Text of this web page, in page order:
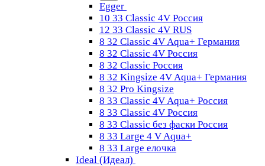
Egger
10 33 Classic 4V Россия
12 33 Classic 4V RUS
8 32 Classic 4V Aqua+ Германия
8 32 Classic 4V Россия
8 32 Classic Россия
8 32 Kingsize 4V Aqua+ Германия
8 32 Pro Kingsize
8 33 Classic 4V Aqua+ Россия
8 33 Classic 4V Россия
8 33 Classic без фаски Россия
8 33 Large 4 V Aqua+
8 33 Large елочка
Ideal (Идеал)